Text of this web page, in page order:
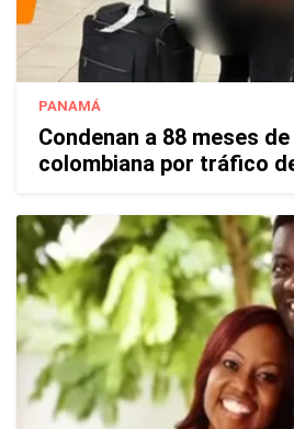
PANAMÁ
Condenan a 88 meses
colombiana por tráfico